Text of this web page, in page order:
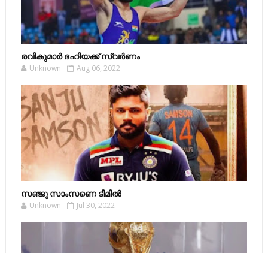
രവികുമാര്‍ ദഹിയക്ക് സ്വര്‍ണം
Unknown Aug 06, 2022
സഞ്ജു സാംസണെ ടീമില്‍
Unknown Jul 30, 2022